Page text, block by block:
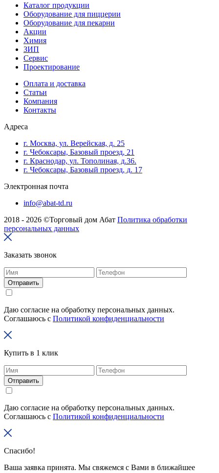
Каталог продукции
Оборудование для пиццерии
Оборудование для пекарни
Акции
Химия
ЗИП
Сервис
Проектирование
Оплата и доставка
Cтатьи
Компания
Контакты
Адреса
г. Москва, ул. Верейская, д. 25
г. Чебоксары, Базовый проезд, 21
г. Краснодар, ул. Тополиная, д.36.
г. Чебоксары, Базовый проезд, д. 17
Электронная почта
info@abat-td.ru
2018 - 2026 ©Торговый дом Абат Политика обработки
персональных данных
Заказать звонок
Отправить
Даю согласие на обработку персональных данных.
Соглашаюсь с Политикой конфиденциальности
Купить в 1 клик
Отправить
Даю согласие на обработку персональных данных.
Соглашаюсь с Политикой конфиденциальности
Спасибо!
Ваша заявка принята. Мы свяжемся с Вами в ближайшее